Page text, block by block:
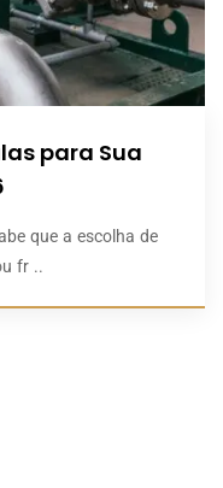
para Sua
que a escolha de
fr ..